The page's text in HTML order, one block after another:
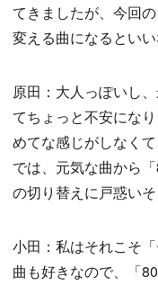
てきましたが、今回
変える曲になるといい
原田：大人っぽいし
てちょっと不安にな
めてな感じがしなく
では、元気な曲から
の切り替えに戸惑い
小田：私はそれこそ
曲も好きなので、「